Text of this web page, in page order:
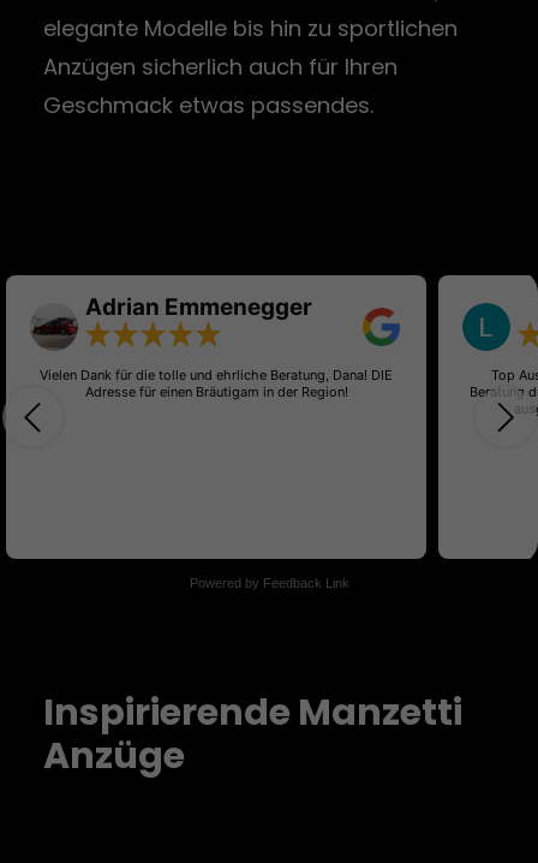
elegante Modelle bis hin zu sportlichen
Anzügen sicherlich auch für Ihren
Geschmack etwas passendes.
Adrian Emmenegger
Vielen Dank für die tolle und ehrliche Beratung, Dana! DIE
Adresse für einen Bräutigam in der Region!
Top
Beratung
Powered by Feedback Link
Inspirierende Manzetti
Anzüge